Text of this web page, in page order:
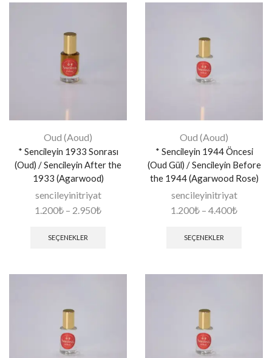
Oud (Aoud)
* Sencileyin 1933 Sonrası
(Oud) / Sencileyin After the
1933 (Agarwood)
sencileyinitriyat
1.200₺ – 2.950₺
SEÇENEKLER
Oud (Aoud)
* Sencileyin 1944 Öncesi
(Oud Gül) / Sencileyin Before
the 1944 (Agarwood Rose)
sencileyinitriyat
1.200₺ – 4.400₺
SEÇENEKLER